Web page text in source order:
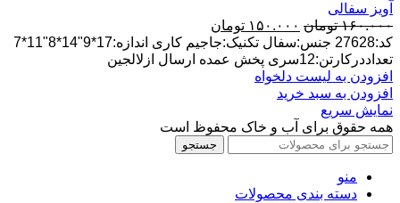
آویز سفالی
۱۶۰.۰۰۰ تومان قیمت
اصلی:
۱۶۰.۰۰۰ تومان
بود.
۱۵۰.۰۰۰ تومان
فعلی:
۱۵۰.۰۰۰ تومان.
کد:27628 جنس:سفال تکنیک:جاجیم کاری اندازه:17*9"14*8"11*7
تعداددرکارتن:12سری پخش عمده ارسال ازلالجین
افزودن به لیست دلخواه
افزودن به سبد خرید
نمایش سریع
همه حقوق برای آب و خاک محفوظ است
جستجو
منو
دسته بندی محصولات